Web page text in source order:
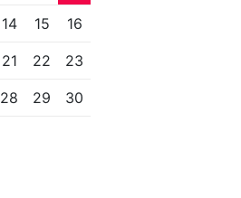
14 15 16
21 22 23
28 29 30